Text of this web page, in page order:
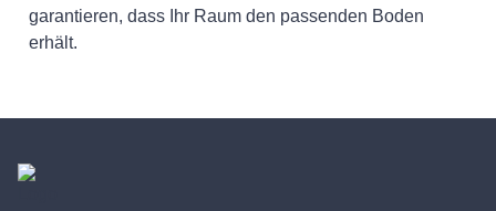
garantieren, dass Ihr Raum den passenden Boden
erhält.